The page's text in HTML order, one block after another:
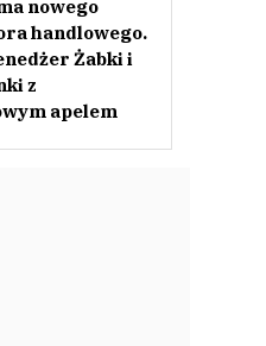
nowego
handlowego.
Żabki i
z
apelem